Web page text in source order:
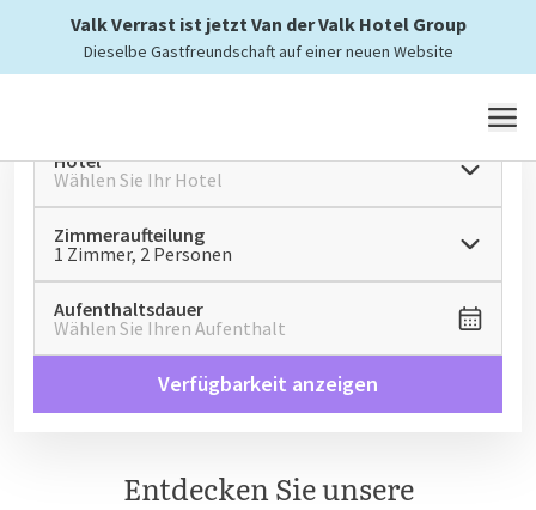
Valk Verrast ist jetzt Van der Valk Hotel Group
Dieselbe Gastfreundschaft auf einer neuen Website
MENÜ
bei Van der Valk
Hotel
Wählen Sie Ihr Hotel
Zimmeraufteilung
1 Zimmer, 2 Personen
Aufenthaltsdauer
Wählen Sie Ihren Aufenthalt
Verfügbarkeit anzeigen
Entdecken Sie unsere